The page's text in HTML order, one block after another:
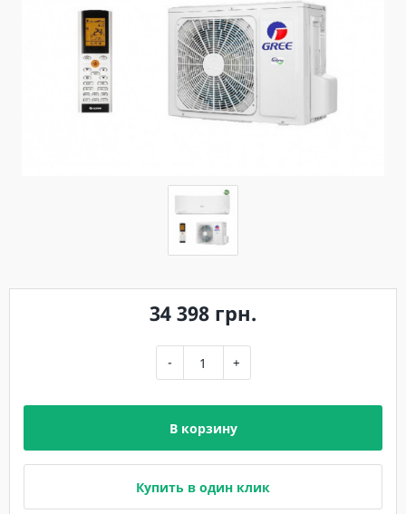
34 398 грн.
- +
В корзину
Купить в один клик